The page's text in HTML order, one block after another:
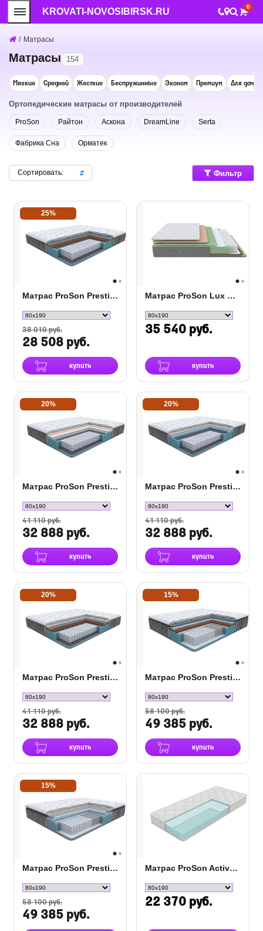
KROVATI-NOVOSIBIRSK.RU 0
/ Матрасы
Матрасы 154
Мягкие Средней Жесткие Беспружинные Эконом Премиум Для дачи
Ортопедические матрасы от производителей
ProSon Райтон Аскона DreamLine Serta
Фабрика Сна Орматек
Сортировать: Фильтр
25%
Матрас ProSon Prestige Firm
38 010 руб.
28 508 руб.
купить
Матрас ProSon Lux Duo M/S
35 540 руб.
купить
20%
Матрас ProSon Prestige Plus Soft
41 110 руб.
32 888 руб.
купить
20%
Матрас ProSon Prestige Plus Medium
41 110 руб.
32 888 руб.
купить
20%
Матрас ProSon Prestige Plus Firm
41 110 руб.
32 888 руб.
купить
15%
Матрас ProSon Prestige Top Firm
58 100 руб.
49 385 руб.
купить
15%
Матрас ProSon Prestige Top Soft
58 100 руб.
49 385 руб.
Матрас ProSon Active Flex M
22 370 руб.